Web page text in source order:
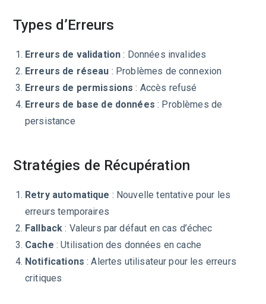
Types d’Erreurs
Erreurs de validation : Données invalides
Erreurs de réseau : Problèmes de connexion
Erreurs de permissions : Accès refusé
Erreurs de base de données : Problèmes de
persistance
Stratégies de Récupération
Retry automatique : Nouvelle tentative pour les
erreurs temporaires
Fallback : Valeurs par défaut en cas d’échec
Cache : Utilisation des données en cache
Notifications : Alertes utilisateur pour les erreurs
critiques